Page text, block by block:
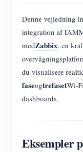
Denne vejledning
integration af
medZabbix, en
du visualisere
faseogtrefasetWi-
dashboards.
Eksempler